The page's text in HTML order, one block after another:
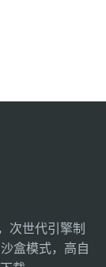
次世代引擎制
盒模式，高自